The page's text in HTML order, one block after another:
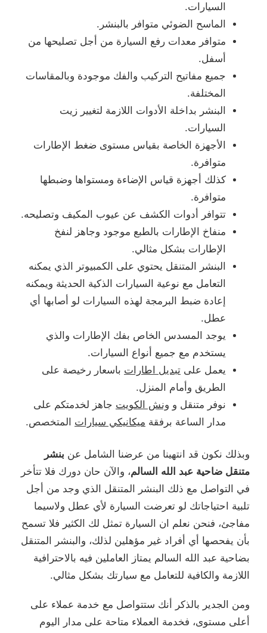
السيارات.
الماسح الضوئي متوافر بالبنشر.
متوافر معدات رفع السيارة من أجل تصليحها من
أسفل.
جميع مفاتيح التركيب والفك موجودة وبالمقاسات
المختلفة.
البنشر بداخلة الأدوات اللازمة لتغيير زيت
السيارات.
الأجهزة الخاصة بقياس مستوى ضغط الإطارات
متوافرة.
كذلك أجهزة قياس الإضاءة ومستواها وضبطها
متوافرة.
تتوافر أدوات الكشف عن عيوب المكيف وتصليحه.
منفاخ الإطارات بالطبع موجود وجاهز لنفخ
الإطارات بشكل مثالي.
البنشر المتنقل يحتوي على الكمبيوتر الذي يمكنه
التعامل مع نوعية السيارات الذكية الحديثة ويمكنه
إعادة ضبط البرمجة لهذه السيارات لو أصابها أي
عطل.
يوجد المسدس الخاص بفك الإطارات والذي
يستخدم مع جميع أنواع السيارات.
يعمل على تبديل اطارات باسعار رخيصة على
الطريق وأمام المنزل.
نوفر متنقل و ونش الكويت جاهز لخدمتكم على
مدار الساعة برفقة ميكانيكي سيارات المتخصص.
وبذلك نكون قد انتهينا من عرضنا الشامل عن بنشر
متنقل ضاحية عبد الله السالم، والآن حان دورك فلا تتأخر
في التواصل مع ذلك البنشر المتنقل الذي وجد من أجل
تلبية احتياجاتك لو تعرضت السيارة لأي عطل ولاسيما
مفاجئ، فنحن نعلم ان السيارة تمثل لك الكثير فلا تسمح
بأن يفحصها أي أفراد غير مؤهلين لذلك، والبنشر المتنقل
بضاحية عبد الله السالم يمتاز العاملين فيه بالاحترافية
اللازمة والكافية للتعامل مع سيارتك بشكل مثالي.
ومن الجدير بالذكر أنك ستتواصل مع خدمة عملاء على
أعلى مستوى، فخدمة العملاء متاحة على مدار اليوم